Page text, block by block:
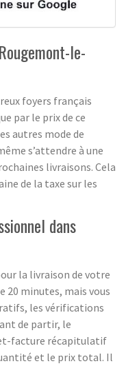
le-
foyers français
par le prix de ce
autres mode de
s’attendre à une
livraisons. Cela
de la taxe sur les
dans
la livraison de votre
20 minutes, mais vous
les vérifications
de partir, le
facture récapitulatif
et le prix total. Il